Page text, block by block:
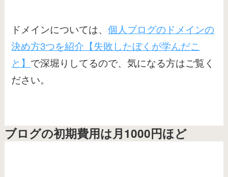
ドメインについては、個人ブログのドメインの
決め方3つを紹介【失敗したぼくが学んだこ
と】 で深堀りしてるので、気になる方はご覧く
ださい。
ブログの初期費用は月1000円ほど